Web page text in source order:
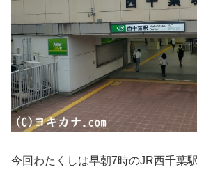
今回わたくしは早朝7時のJR西千葉